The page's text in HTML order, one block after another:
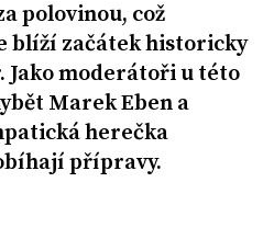
polovinou, což
blíží začátek historicky
Jako moderátoři u této
Marek Eben a
herečka
přípravy.